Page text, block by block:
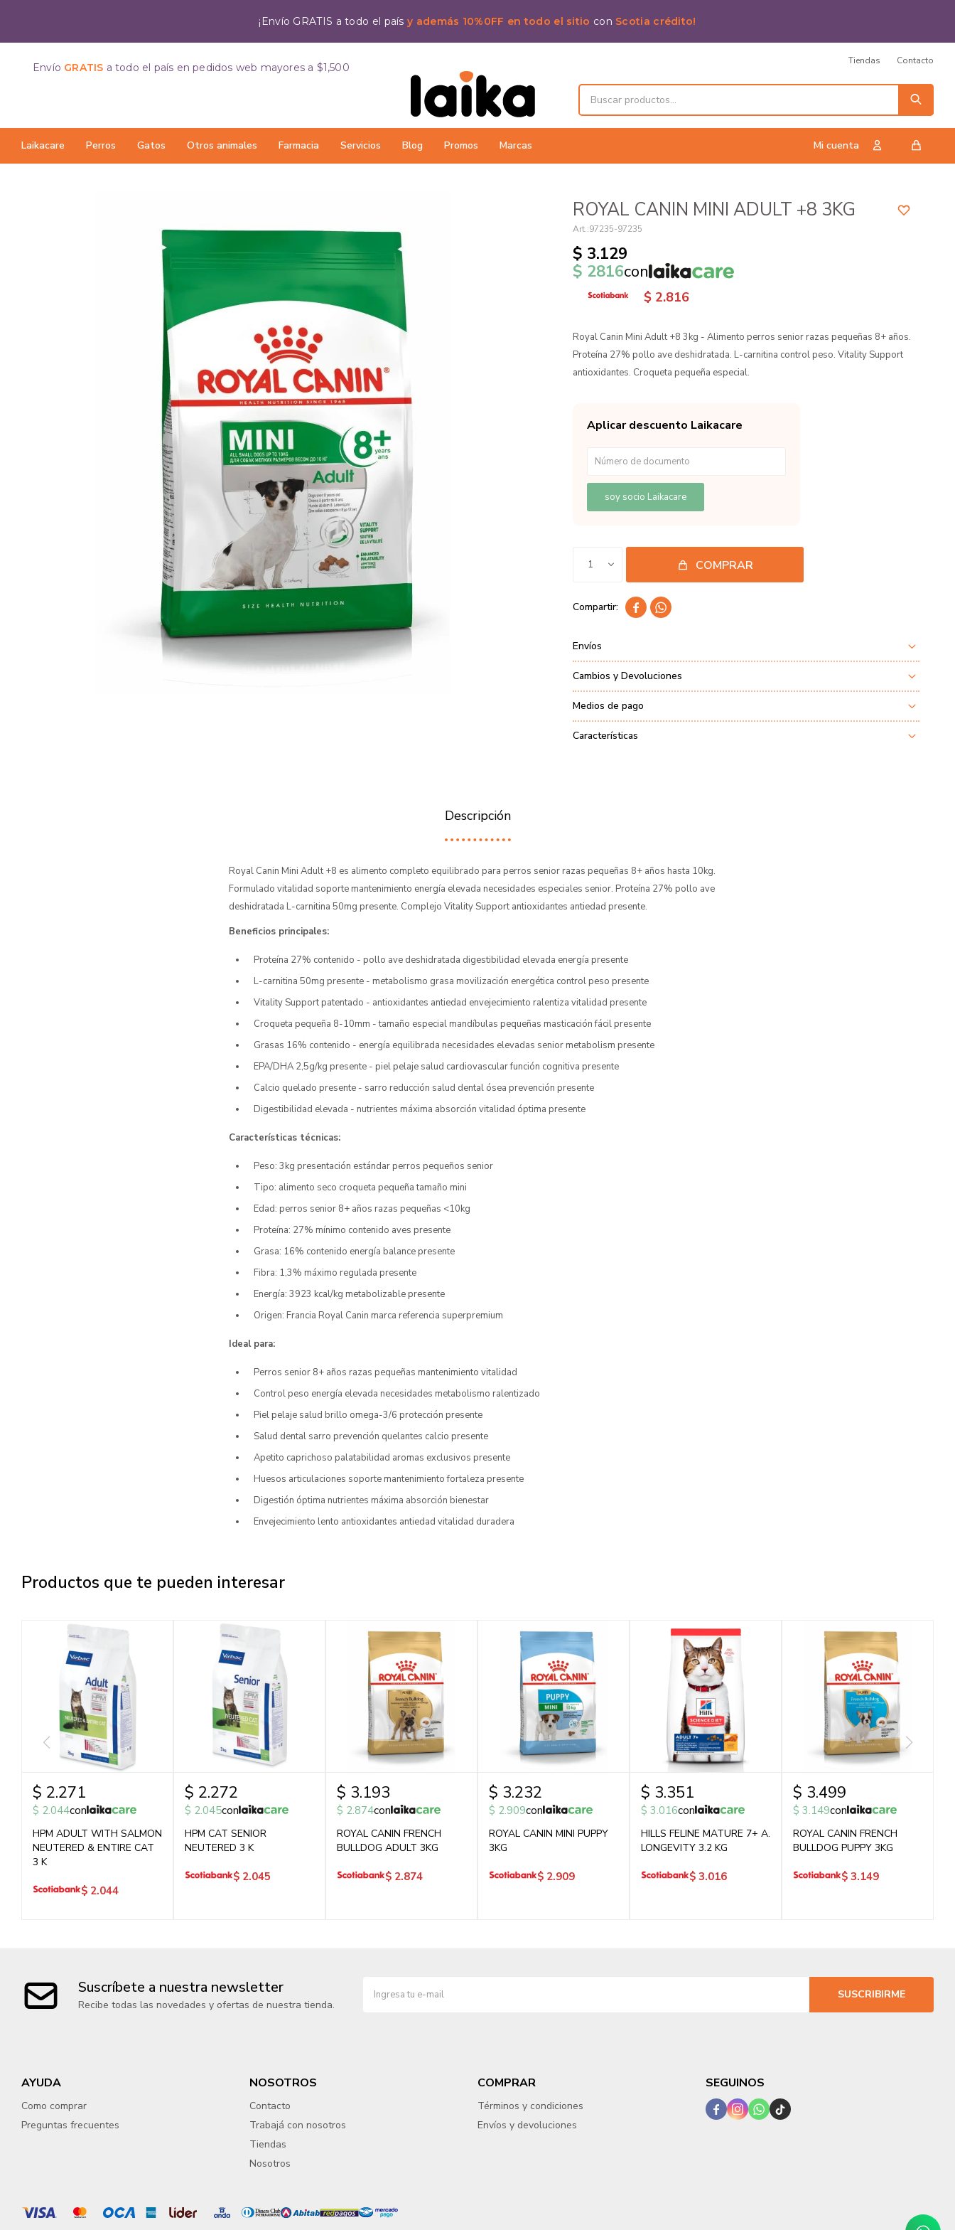
¡Envío GRATIS a todo el paísy además 10%0FF en todo el sitio con Scotia crédito!
Laikacare Perros Gatos Otros animales Farmacia Servicios Blog Promos Marcas
Envío GRATIS a todo el país en pedidos web mayores a $1,500
Tiendas Contacto
ROYAL CANIN MINI ADULT +8 3KG
97235-97235
$ 3.129
$ 2816con
$ 2.816
Royal Canin Mini Adult +8 3kg - Alimento perros senior razas pequeñas 8+ años.
Proteína 27% pollo ave deshidratada. L-carnitina control peso. Vitality Support
antioxidantes. Croqueta pequeña especial.
Aplicar descuento Laikacare
soy socio Laikacare
1 COMPRAR
 
Envíos
Cambios y Devoluciones
Medios de pago
Características
Descripción
Royal Canin Mini Adult +8 es alimento completo equilibrado para perros senior razas pequeñas 8+ años hasta 10kg.
Formulado vitalidad soporte mantenimiento energía elevada necesidades especiales senior. Proteína 27% pollo ave
deshidratada L-carnitina 50mg presente. Complejo Vitality Support antioxidantes antiedad presente.
Beneficios principales:
Proteína 27% contenido - pollo ave deshidratada digestibilidad elevada energía presente
L-carnitina 50mg presente - metabolismo grasa movilización energética control peso presente
Vitality Support patentado - antioxidantes antiedad envejecimiento ralentiza vitalidad presente
Croqueta pequeña 8-10mm - tamaño especial mandíbulas pequeñas masticación fácil presente
Grasas 16% contenido - energía equilibrada necesidades elevadas senior metabolism presente
EPA/DHA 2,5g/kg presente - piel pelaje salud cardiovascular función cognitiva presente
Calcio quelado presente - sarro reducción salud dental ósea prevención presente
Digestibilidad elevada - nutrientes máxima absorción vitalidad óptima presente
Características técnicas:
Peso: 3kg presentación estándar perros pequeños senior
Tipo: alimento seco croqueta pequeña tamaño mini
Edad: perros senior 8+ años razas pequeñas <10kg
Proteína: 27% mínimo contenido aves presente
Grasa: 16% contenido energía balance presente
Fibra: 1,3% máximo regulada presente
Energía: 3923 kcal/kg metabolizable presente
Origen: Francia Royal Canin marca referencia superpremium
Ideal para:
Perros senior 8+ años razas pequeñas mantenimiento vitalidad
Control peso energía elevada necesidades metabolismo ralentizado
Piel pelaje salud brillo omega-3/6 protección presente
Salud dental sarro prevención quelantes calcio presente
Apetito caprichoso palatabilidad aromas exclusivos presente
Huesos articulaciones soporte mantenimiento fortaleza presente
Digestión óptima nutrientes máxima absorción bienestar
Envejecimiento lento antioxidantes antiedad vitalidad duradera
Productos que te pueden interesar
$ 2.271
$ 2.044con
HPM ADULT WITH SALMON
NEUTERED & ENTIRE CAT
3 K
$ 2.044
$ 2.272
$ 2.045con
HPM CAT SENIOR
NEUTERED 3 K
$ 2.045
$ 3.193
$ 2.874con
ROYAL CANIN FRENCH
BULLDOG ADULT 3KG
$ 2.874
$ 3.232
$ 2.909con
ROYAL CANIN MINI PUPPY
3KG
$ 2.909
$ 3.351
$ 3.016con
HILLS FELINE MATURE 7+ A.
LONGEVITY 3.2 KG
$ 3.016
$ 3.499
$ 3.149con
ROYAL CANIN FRENCH
BULLDOG PUPPY 3KG
$ 3.149
Suscríbete a nuestra newsletter
Recibe todas las novedades y ofertas de nuestra tienda.
SUSCRIBIRME
AYUDA
Como comprar
Preguntas frecuentes
NOSOTROS
Contacto
Trabajá con nosotros
Tiendas
Nosotros
COMPRAR
Términos y condiciones
Envíos y devoluciones
SEGUINOS
   